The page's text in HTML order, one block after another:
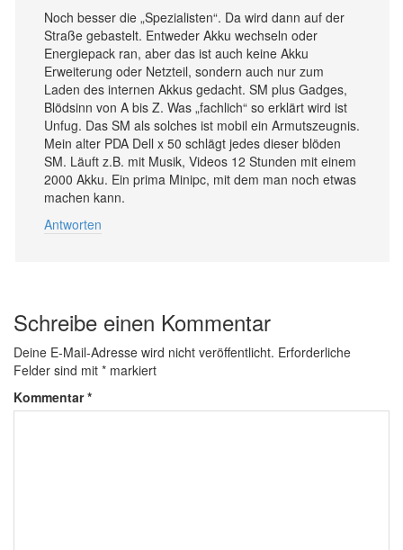
Noch besser die „Spezialisten“. Da wird dann auf der
Straße gebastelt. Entweder Akku wechseln oder
Energiepack ran, aber das ist auch keine Akku
Erweiterung oder Netzteil, sondern auch nur zum
Laden des internen Akkus gedacht. SM plus Gadges,
Blödsinn von A bis Z. Was „fachlich“ so erklärt wird ist
Unfug. Das SM als solches ist mobil ein Armutszeugnis.
Mein alter PDA Dell x 50 schlägt jedes dieser blöden
SM. Läuft z.B. mit Musik, Videos 12 Stunden mit einem
2000 Akku. Ein prima Minipc, mit dem man noch etwas
machen kann.
Antworten
Schreibe einen Kommentar
Deine E-Mail-Adresse wird nicht veröffentlicht. Erforderliche
Felder sind mit * markiert
Kommentar*